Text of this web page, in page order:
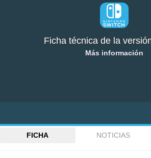
Ficha técnica de la
Más información
FICHA NOTICIAS